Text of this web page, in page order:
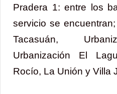
Pradera 1: entre los
servicio se
Tacasuán,
Urbanización El
Rocío, La Unión y Villa